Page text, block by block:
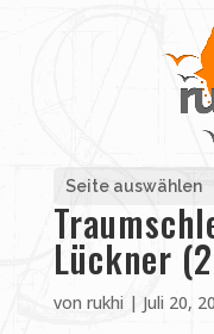
Seite auswählen
Lückner
von rukhi| Juli 20,